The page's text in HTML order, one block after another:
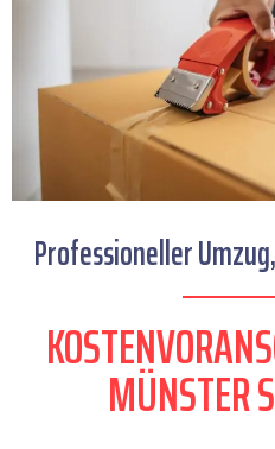
Professioneller
MÜNSTER